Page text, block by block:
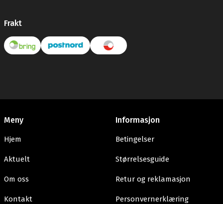
Frakt
Meny
Hjem
Aktuelt
Om oss
Kontakt
Informasjon
Betingelser
Størrelsesguide
Retur og reklamasjon
Personvernerklæring